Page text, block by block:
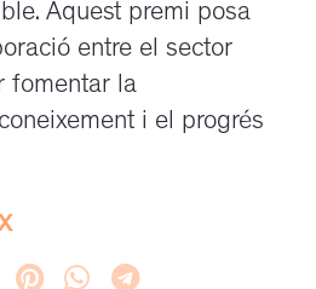
Aquest premi posa
entre el sector
fomentar la
i el progrés